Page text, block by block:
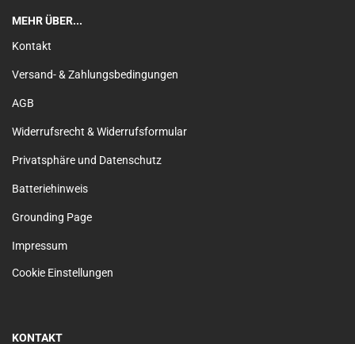
MEHR ÜBER...
Kontakt
Versand- & Zahlungsbedingungen
AGB
Widerrufsrecht & Widerrufsformular
Privatsphäre und Datenschutz
Batteriehinweis
Grounding Page
Impressum
Cookie Einstellungen
KONTAKT